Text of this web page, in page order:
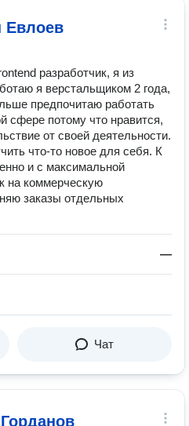
Евлоев
разработчик, я из
я верстальщиком 2 года,
предпочитаю работать
сфере потому что нравится,
от своей деятельности.
что-то новое для себя. К
и с максимальной
на коммерческую
заказы отдельных
—
Чат